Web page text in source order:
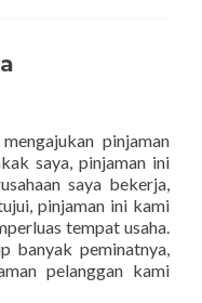
pinjaman
saya, pinjaman ini
saya bekerja,
pinjaman ini kami
tempat usaha.
banyak peminatnya,
pelanggan kami